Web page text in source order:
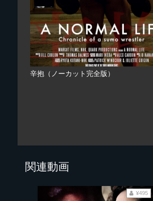
辛抱（ノーカット完全版）
関連動画
¥495